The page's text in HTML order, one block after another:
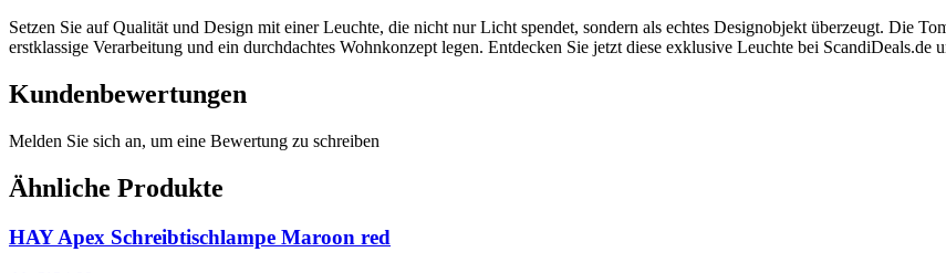
Setzen Sie auf Qualität und Design mit einer Leuchte, die nicht nur Licht spendet, sondern als echtes Designobjekt überzeugt. Die
erstklassige Verarbeitung und ein durchdachtes Wohnkonzept legen. Entdecken Sie jetzt diese exklusive Leuchte bei
Kundenbewertungen
Melden Sie sich an, um eine Bewertung zu schreiben
Ähnliche Produkte
HAY Apex Schreibtischlampe Maroon red